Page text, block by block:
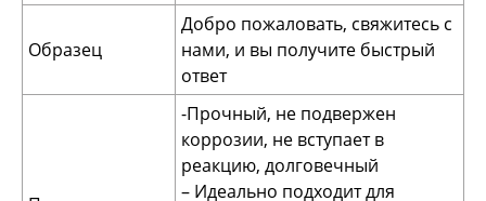
Образец
Добро пожаловать, свяжитесь с
нами, и вы получите быстрый
ответ
-Прочный, не подвержен
коррозии, не вступает в
реакцию, долговечный
– Идеально подходит для